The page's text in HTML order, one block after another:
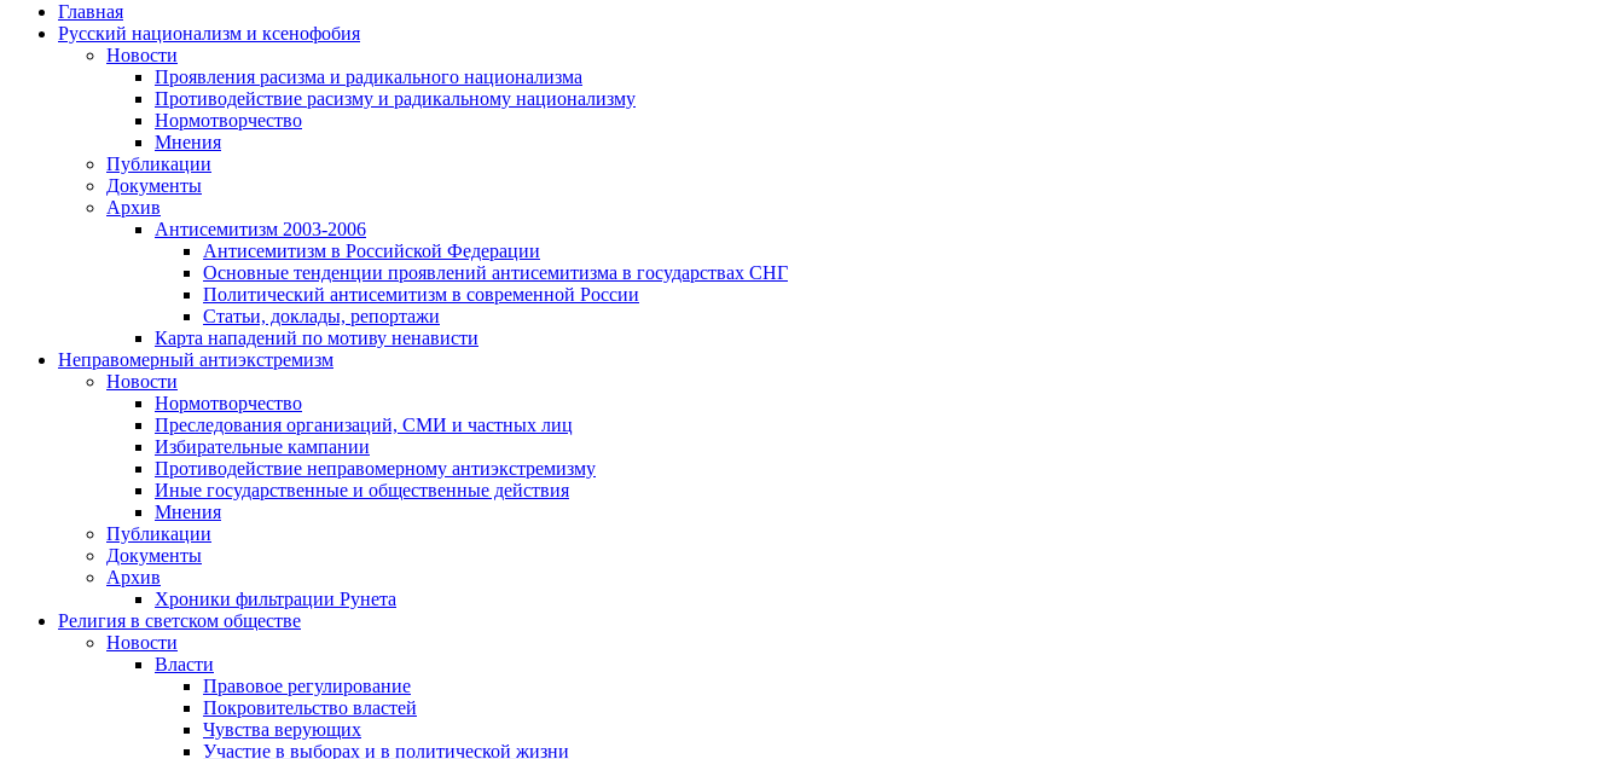
Главная
Русский национализм и ксенофобия
Новости
Проявления расизма и радикального национализма
Противодействие расизму и радикальному национализму
Нормотворчество
Мнения
Публикации
Документы
Архив
Антисемитизм 2003-2006
Антисемитизм в Российской Федерации
Основные тенденции проявлений антисемитизма в государствах СНГ
Политический антисемитизм в современной России
Статьи, доклады, репортажи
Карта нападений по мотиву ненависти
Неправомерный антиэкстремизм
Новости
Нормотворчество
Преследования организаций, СМИ и частных лиц
Избирательные кампании
Противодействие неправомерному антиэкстремизму
Иные государственные и общественные действия
Мнения
Публикации
Документы
Архив
Хроники фильтрации Рунета
Религия в светском обществе
Новости
Власти
Правовое регулирование
Покровительство властей
Чувства верующих
Участие в выборах и в политической жизни